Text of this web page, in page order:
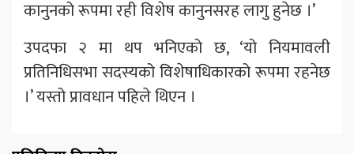
कानुनको रूपमा रही विशेष कानुनसरह लागु हुनेछ ।’
उपदफा २ मा थप भनिएको छ, ‘यो नियमावली
प्रतिनिधिसभा सदस्यको विशेषाधिकारको रूपमा रहनेछ
।’ यस्तो प्रावधान पहिले थिएन ।